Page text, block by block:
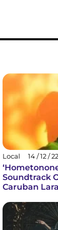
Local 14 / 12 / 22
Soundtrack
Caruban